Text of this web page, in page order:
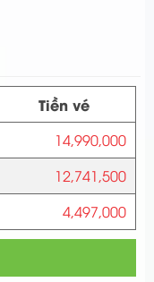
Tiền vé
14,990,000
12,741,500
4,497,000